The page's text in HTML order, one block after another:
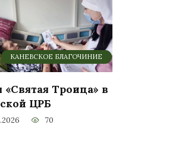
КАНЕВСКОЕ БЛАГОЧИНИЕ
«Святая Троица» в
ЦРБ
70